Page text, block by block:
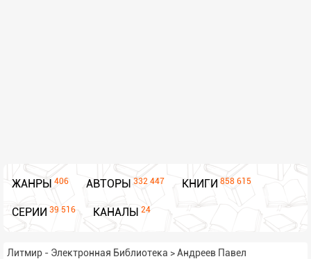
ЖАНРЫ 406 АВТОРЫ 332 447 КНИГИ 858 615
СЕРИИ 39 516 КАНАЛЫ 24
Литмир - Электронная Библиотека >Андреев Павел